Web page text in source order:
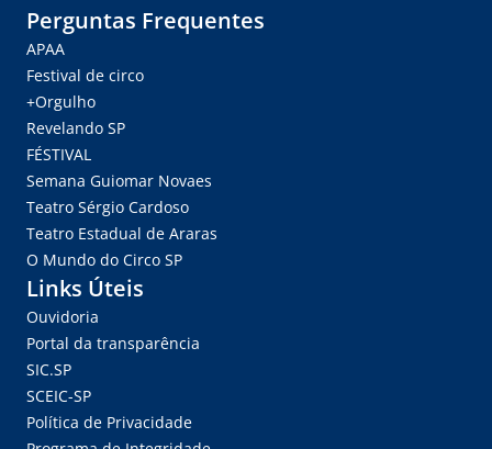
Perguntas Frequentes
APAA
Festival de circo
+Orgulho
Revelando SP
FÉSTIVAL
Semana Guiomar Novaes
Teatro Sérgio Cardoso
Teatro Estadual de Araras
O Mundo do Circo SP
Links Úteis
Ouvidoria
Portal da transparência
SIC.SP
SCEIC-SP
Política de Privacidade